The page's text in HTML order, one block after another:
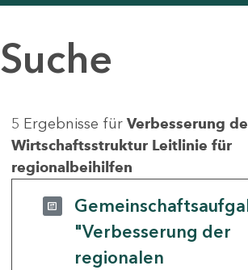
Suche
5 Ergebnisse für Verbesserung
Wirtschaftsstruktur Leitlinie für
regionalbeihilfen
"Verbesserung der
regionalen